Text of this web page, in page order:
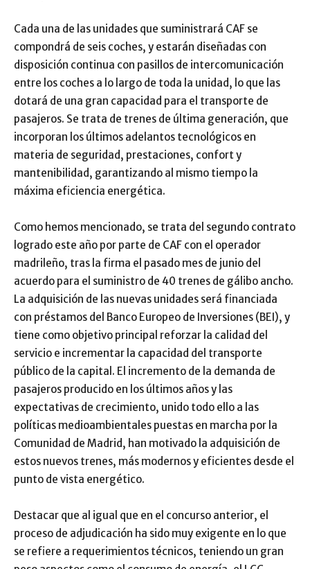
Cada una de las unidades que suministrará CAF se
compondrá de seis coches, y estarán diseñadas con
disposición continua con pasillos de intercomunicación
entre los coches a lo largo de toda la unidad, lo que las
dotará de una gran capacidad para el transporte de
pasajeros. Se trata de trenes de última generación, que
incorporan los últimos adelantos tecnológicos en
materia de seguridad, prestaciones, confort y
mantenibilidad, garantizando al mismo tiempo la
máxima eficiencia energética.
Como hemos mencionado, se trata del segundo contrato
logrado este año por parte de CAF con el operador
madrileño, tras la firma el pasado mes de junio del
acuerdo para el suministro de 40 trenes de gálibo ancho.
La adquisición de las nuevas unidades será financiada
con préstamos del Banco Europeo de Inversiones (BEI), y
tiene como objetivo principal reforzar la calidad del
servicio e incrementar la capacidad del transporte
público de la capital. El incremento de la demanda de
pasajeros producido en los últimos años y las
expectativas de crecimiento, unido todo ello a las
políticas medioambientales puestas en marcha por la
Comunidad de Madrid, han motivado la adquisición de
estos nuevos trenes, más modernos y eficientes desde el
punto de vista energético.
Destacar que al igual que en el concurso anterior, el
proceso de adjudicación ha sido muy exigente en lo que
se refiere a requerimientos técnicos, teniendo un gran